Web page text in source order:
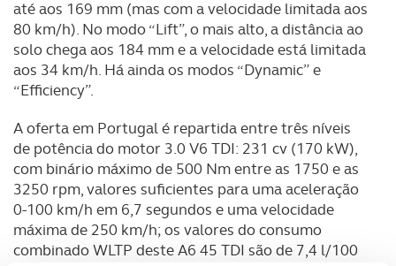
até aos 169 mm (mas com a velocidade limitada aos
80 km/h). No modo “Lift”, o mais alto, a distância ao
solo chega aos 184 mm e a velocidade está limitada
aos 34 km/h. Há ainda os modos “Dynamic” e
“Efficiency”.
A oferta em Portugal é repartida entre três níveis
de potência do motor 3.0 V6 TDI: 231 cv (170 kW),
com binário máximo de 500 Nm entre as 1750 e as
3250 rpm, valores suficientes para uma aceleração
0-100 km/h em 6,7 segundos e uma velocidade
máxima de 250 km/h; os valores do consumo
combinado WLTP deste A6 45 TDI são de 7,4 l/100